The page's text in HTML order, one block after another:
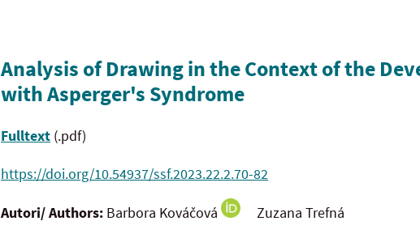
Analysis of Drawing in the Context of the
with Asperger's Syndrome
Fulltext (.pdf)
https://doi.org/10.54937/ssf.2023.22.2.70-82
Autori/ Authors: Barbora Kováčová Zuzana Trefná